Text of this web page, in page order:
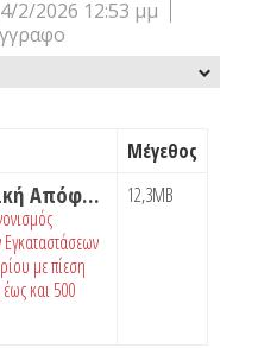
2/2026 12:53 μμ
Μέγεθος
Υπουργική Απόφαση Δ3-6598-2012
με πίεση
έως και 500
12,3MB